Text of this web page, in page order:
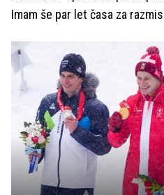
Imam še par let časa za